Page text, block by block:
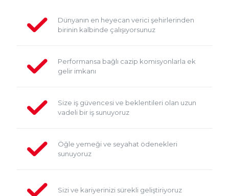
Dünyanın en heyecan verici şehirlerinden
birinin kalbinde çalışıyorsunuz
Performansa bağlı cazip komisyonlarla ek
gelir imkanı
Size iş güvencesi ve beklentileri olan uzun
vadeli bir iş sunuyoruz
Öğle yemeği ve seyahat ödenekleri
sunuyoruz
Sizi ve kariyerinizi sürekli geliştiriyoruz